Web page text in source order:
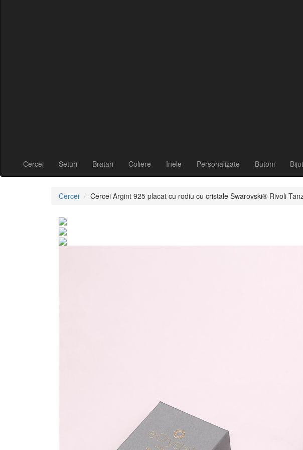
Cercei Seturi Bratari Coliere Inele Personalizate Butoni
Cercei Cercei Argint 925 placat cu rodiu cu cristale Swarovski® Rivoli